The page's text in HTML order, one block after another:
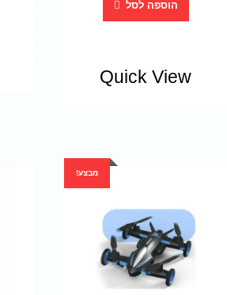
הוספה לסל
Quick View
מבצע!